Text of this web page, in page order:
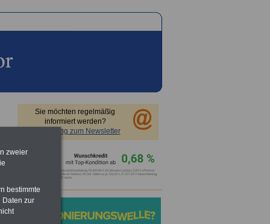
Sie möchten regelmäßig
informiert werden?
Anmeldung zum Newsletter
zweier
bestimmte
Daten zur